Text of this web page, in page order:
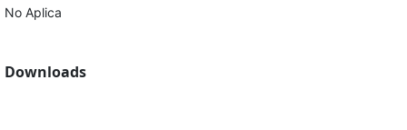
No Aplica
Downloads